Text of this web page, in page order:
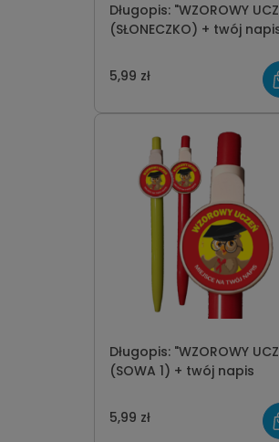
Długopis: "WZOROWY
(SŁONECZKO) + twój
5,99 zł
Długopis: "WZOROWY
(SOWA 1) + twój napis
5,99 zł